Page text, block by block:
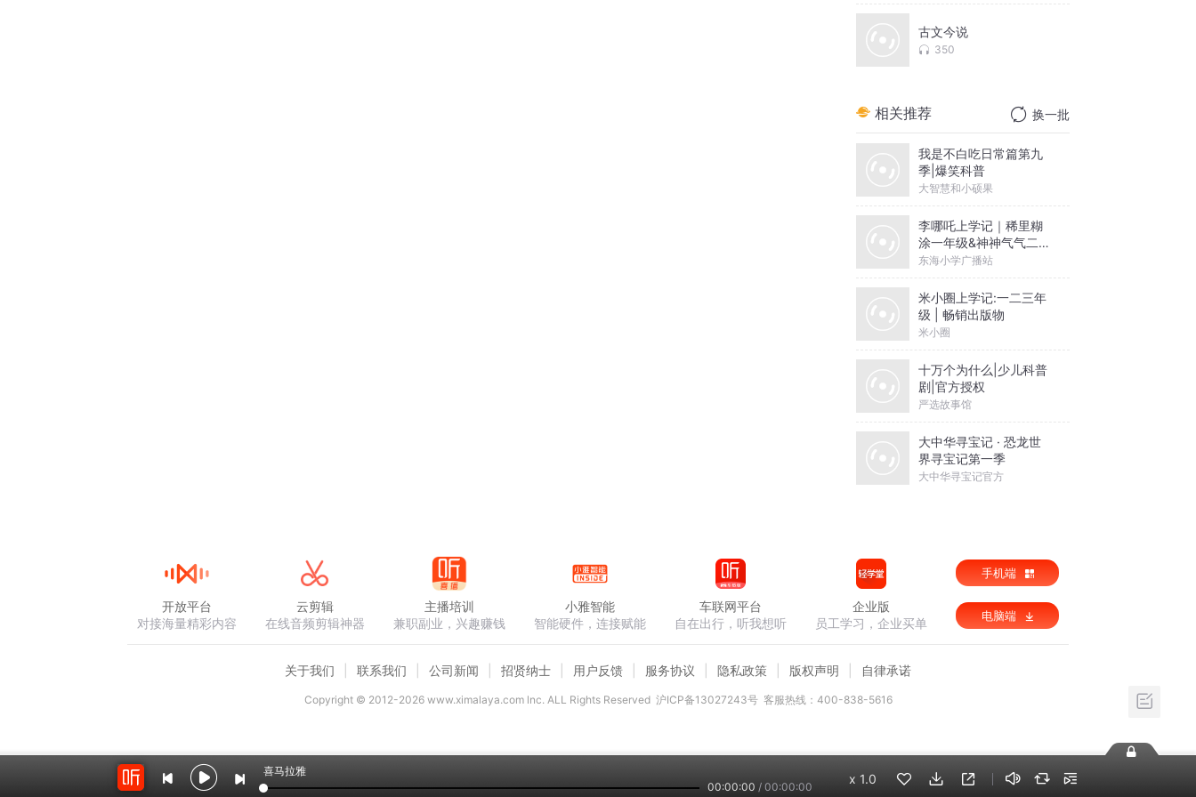
古文今说
350
相关推荐 换一批
我是不白吃日常篇第九
季|爆笑科普
大智慧和小硕果
李哪吒上学记｜稀里糊
涂一年级&神神气气二年
级
东海小学广播站
米小圈上学记:一二三年
级 | 畅销出版物
米小圈
十万个为什么|少儿科普
剧|官方授权
严选故事馆
大中华寻宝记 · 恐龙世
界寻宝记第一季
大中华寻宝记官方
喜马拉雅
00:00:00 / 00:00:00
x 1.0
开放平台
对接海量精彩内容
云剪辑
在线音频剪辑神器
主播培训
兼职副业，兴趣赚钱
小雅智能
智能硬件，连接赋能
车联网平台
自在出行，听我想听
企业版
员工学习，企业买单
手机端
电脑端
关于我们 联系我们 公司新闻 招贤纳士 用户反馈 服务协议 隐私政策 版权声明 自律承诺
Copyright © 2012-2026www.ximalaya.com lnc. ALL Rights Reserved 沪ICP备13027243号 客服热线：400-838-5616